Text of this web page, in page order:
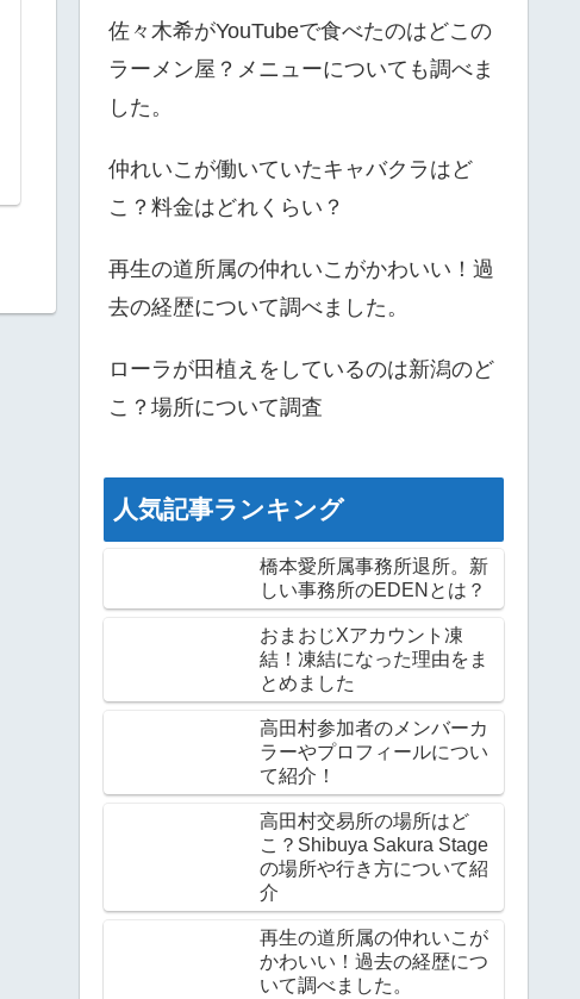
佐々木希がYouTubeで食べたのはどこの
ラーメン屋？メニューについても調べま
した。
仲れいこが働いていたキャバクラはど
こ？料金はどれくらい？
再生の道所属の仲れいこがかわいい！過
去の経歴について調べました。
ローラが田植えをしているのは新潟のど
こ？場所について調査
人気記事ランキング
橋本愛所属事務所退所。新
しい事務所のEDENとは？
おまおじXアカウント凍
結！凍結になった理由をま
とめました
高田村参加者のメンバーカ
ラーやプロフィールについ
て紹介！
高田村交易所の場所はど
こ？Shibuya Sakura Stage
の場所や行き方について紹
介
再生の道所属の仲れいこが
かわいい！過去の経歴につ
いて調べました。